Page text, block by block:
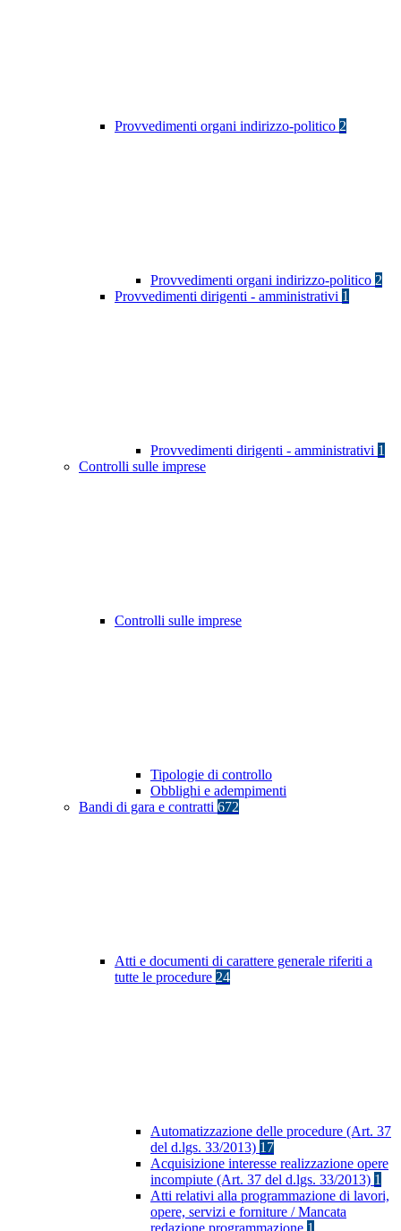
Provvedimenti organi indirizzo-politico 2
Provvedimenti organi indirizzo-politico 2
Provvedimenti dirigenti - amministrativi 1
Provvedimenti dirigenti - amministrativi 1
Controlli sulle imprese
Controlli sulle imprese
Tipologie di controllo
Obblighi e adempimenti
Bandi di gara e contratti 672
Atti e documenti di carattere generale riferiti a
tutte le procedure 24
Automatizzazione delle procedure (Art. 37
del d.lgs. 33/2013) 17
Acquisizione interesse realizzazione opere
incompiute (Art. 37 del d.lgs. 33/2013) 1
Atti relativi alla programmazione di lavori,
opere, servizi e forniture / Mancata